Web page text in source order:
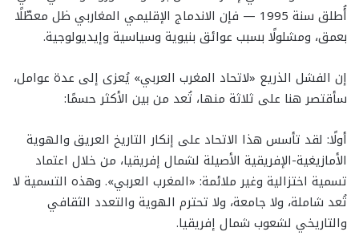
أُطلق سنة 1995 — فإن الاندماج الإقليمي المغاربي ظل معطّلًا
بعمق، ومشلولًا بسبب عوائق بنيوية وسياسية وإيديولوجية.
إن الفشل الذريع «لاتحاد المغرب العربي» يُعزى إلى عدة عوامل،
سأقتصر هنا على ثلاثة منها، تُعد من بين الأكثر حسمًا:
أولًا: لقد تأسس هذا الاتحاد على إنكار التاريخ العريق والهوية
الأمازيغية-الإفريقية الأصيلة لشمال إفريقيا، من خلال اعتماد
تسمية اختزالية وغير ملائمة: «المغرب العربي». وهذه التسمية لا
تُعد شاملة، ولا جامعة، ولا تحترم الهوية والتعدد الثقافي
والتاريخي لشعوب شمال إفريقيا.